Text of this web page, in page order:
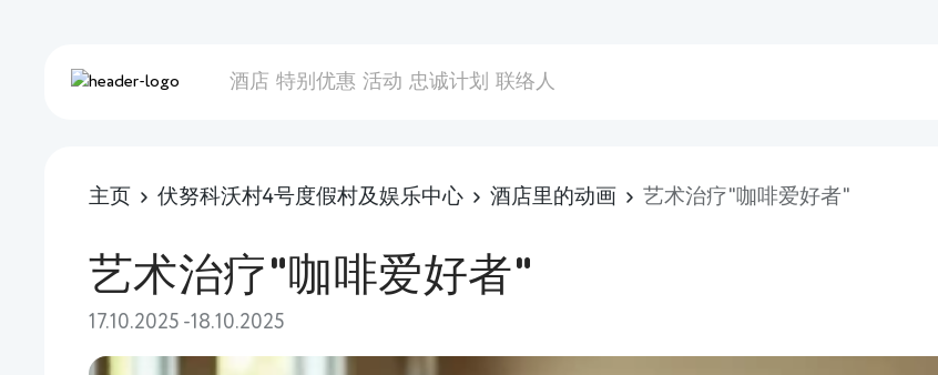
酒店 特别优惠 活动 忠诚计划 联络人
主页 伏努科沃村4号度假村及娱乐中心 酒店里的动画 艺术治疗"咖啡爱好者"
艺术治疗"咖啡爱好者"
17.10.2025 -18.10.2025